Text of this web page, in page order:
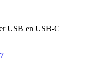
USB en USB-C